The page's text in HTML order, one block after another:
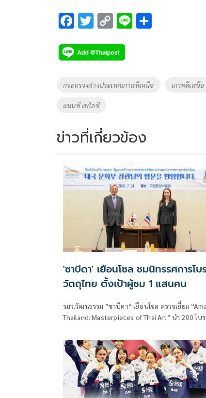
F
e
b
o
o
k
T
tt
er
C
p
y
Li
Li
Tags
กระทรวงต่างประเทศเกาหลีเหนือ เกาหลีเหนือ
แนนซี เพโลซี
ข่าวที่เกี่ยวข้อง
'ซาบีดา' เยือนโซล ชมนิทรรศการโ
วัตถุไทย ตั้งเป้าผู้ชม 1 แสนคน
รมว.วัฒนธรรม ”ซาบีดา“ เยือนโซล ตรวจเยี่ยม
Thailand: Masterpieces of Thai Art” นำ 200 โบ
ท่องเที่ยวให้ความสนใจ ตั้งเป้ายอดผู้เข้าชมไม่ต่ำกว่
แสนคน